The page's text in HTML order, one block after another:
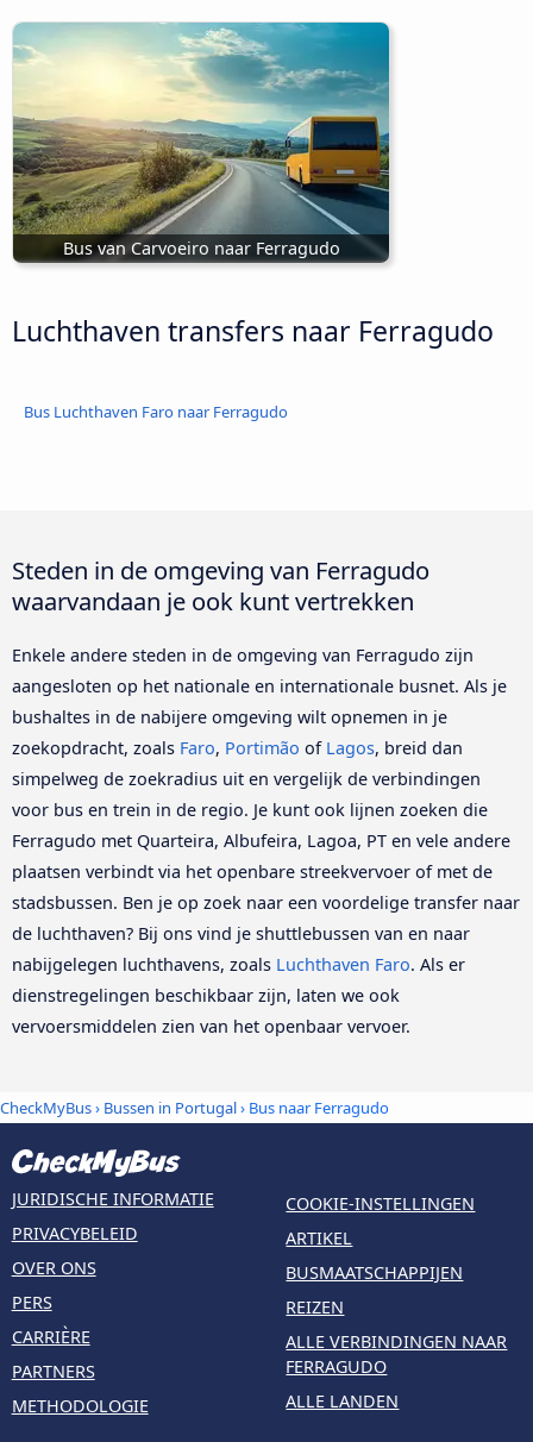
Bus van Carvoeiro naar Ferragudo
Luchthaven transfers naar Ferragudo
Bus Luchthaven Faro naar Ferragudo
Steden in de omgeving van Ferragudo
waarvandaan je ook kunt vertrekken
Enkele andere steden in de omgeving van Ferragudo zijn
aangesloten op het nationale en internationale busnet. Als je
bushaltes in de nabijere omgeving wilt opnemen in je
zoekopdracht, zoals Faro, Portimão of Lagos, breid dan
simpelweg de zoekradius uit en vergelijk de verbindingen
voor bus en trein in de regio. Je kunt ook lijnen zoeken die
Ferragudo met Quarteira, Albufeira, Lagoa, PT en vele andere
plaatsen verbindt via het openbare streekvervoer of met de
stadsbussen. Ben je op zoek naar een voordelige transfer naar
de luchthaven? Bij ons vind je shuttlebussen van en naar
nabijgelegen luchthavens, zoals Luchthaven Faro. Als er
dienstregelingen beschikbaar zijn, laten we ook
vervoersmiddelen zien van het openbaar vervoer.
CheckMyBus› Bussen in Portugal› Bus naar Ferragudo
JURIDISCHE INFORMATIE
PRIVACYBELEID
OVER ONS
PERS
CARRIÈRE
PARTNERS
METHODOLOGIE
COOKIE-INSTELLINGEN
ARTIKEL
BUSMAATSCHAPPIJEN
REIZEN
ALLE VERBINDINGEN NAAR
FERRAGUDO
ALLE LANDEN